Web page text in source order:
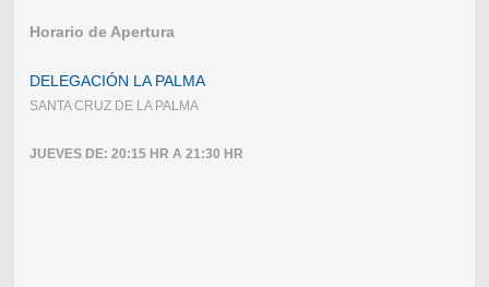
Horario de Apertura
DELEGACIÓN LA PALMA
SANTA CRUZ DE LA PALMA
JUEVES DE: 20:15 HR A 21:30 HR